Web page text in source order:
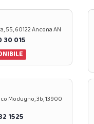
55, 60122 Ancona AN
30 015
Modugno, 3b, 13900
1525